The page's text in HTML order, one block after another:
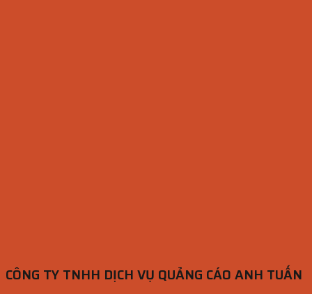
CÔNG TY TNHH DỊCH VỤ QUẢNG CÁO ANH TUẤN